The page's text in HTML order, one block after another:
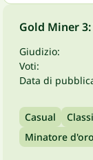
Gold Miner 3:
Giudizio:
Voti:
Data di
Casual
Minatore d'oro